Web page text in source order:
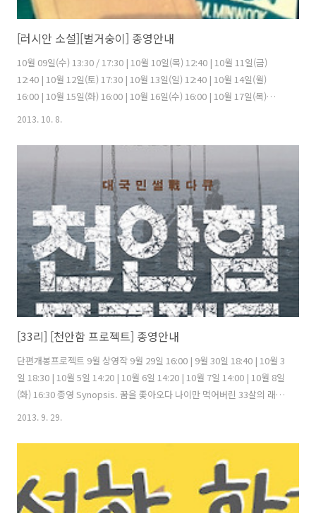
[러시안 소설][벌거숭이] 종영안내
10월 09일(수) 13:30 / 17:30 | 10월 10일(목) 12:40 | 10월 11일(금)
12:40 | 10월 12일(토) 17:30 | 10월 13일(일) 12:40 | 10월 14일(월)
16:00 | 10월 15일(화) 16:00 | 10월 16일(수) 16:00 | 10월 17일(목)
16:00 종영 Synopsis. 이런 이야기… 잘 믿는 편이에요? 올 가을, 한국
효. 누구에게도 인정받지 못했던 젊은 시절과 달리 현실에서 그는 ‘전
설’이 되어 있다. 그러나 그는 출판된 소설들이 자신이 쓴 원작과는 완전
히 다르다는 것을 발견하고, 의문을 풀기 위해 ‘우연제’와 단서를 쥐고 있
는 27년 전의 인물을 찾아 나서기 시작한다..
2013. 10. 8.
[33리] [천안함 프로젝트] 종영안내
단편개봉프로젝트 9월 상영작 9월 29일 16:00 | 9월 30일 18:40 | 10월 3
일 18:30 | 10월 5일 14:20 | 10월 6일 14:20 | 10월 7일 14:00 | 10월 8일
(화) 16:30 종영 Synopsis. 꿈을 좇아오다 나이만 먹어버린 33살의 래퍼
석용. 나름대로 열심히 노력해보지만 현실은 생각보다 쉽지 않다. 이런
목: 33리각본/감독: 조승연출연: 최석용, 김민경, 박성일배급: 어뮤즈온
라인 배급: 인디플러그장르: 드라마, 음악상영시간: 32분등급: 12세 관
람가 (예정)개봉관: 인디스페이스 (http://indiespace.kr/)온라인 개봉
관: 인디플러그 (http://www.indie..
2013. 9. 29.